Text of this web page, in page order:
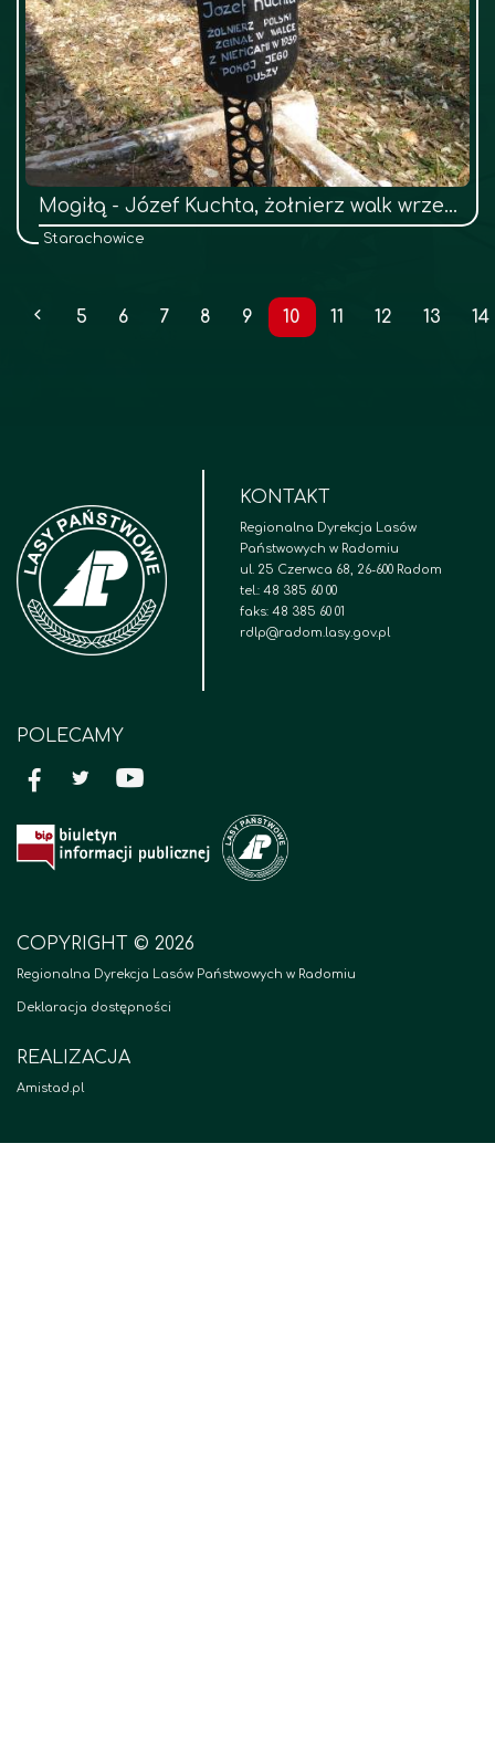
Mogiłą - Józef Kuchta, żołnierz walk wrześniowych
Starachowice
5 6 7 8 9 10 11 12 13 14
KONTAKT
Regionalna Dyrekcja Lasów
Państwowych w Radomiu
ul. 25 Czerwca 68, 26-600 Radom
tel.: 48 385 60 00
faks: 48 385 60 01
rdlp@radom.lasy.gov.pl
POLECAMY
COPYRIGHT © 2026
Regionalna Dyrekcja Lasów Państwowych w Radomiu
Deklaracja dostępności
REALIZACJA
Amistad.pl